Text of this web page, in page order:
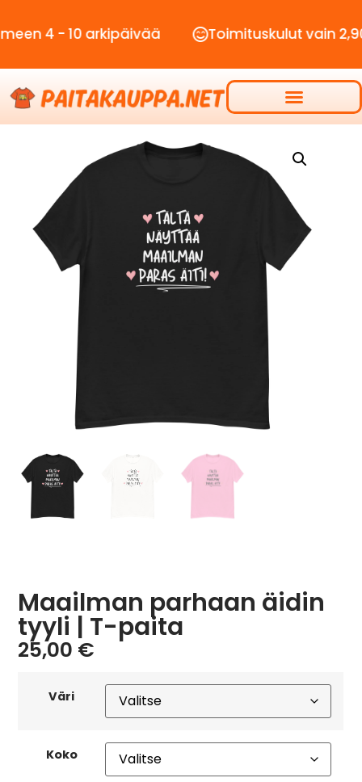
- 10 arkipäivää Toimituskulut vain 2,90€
Maailman parhaan äidin
tyyli | T-paita
25,00 €
Väri
Koko